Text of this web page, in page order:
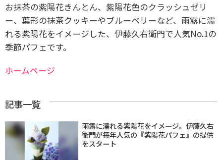
お抹茶の紫陽花きんとん、紫陽花色のクラッシュゼリ
ー、葉形の抹茶クッキーやブルーベリーなど、雨露に濡
れる紫陽花をイメージした、伊藤久右衛門で人気No.1の
季節パフェです。
ホームページ
記事一覧
雨露に濡れる紫陽花をイメージ。伊藤久右
衛門が毎年人気の『紫陽花パフェ』の提供
をスタート